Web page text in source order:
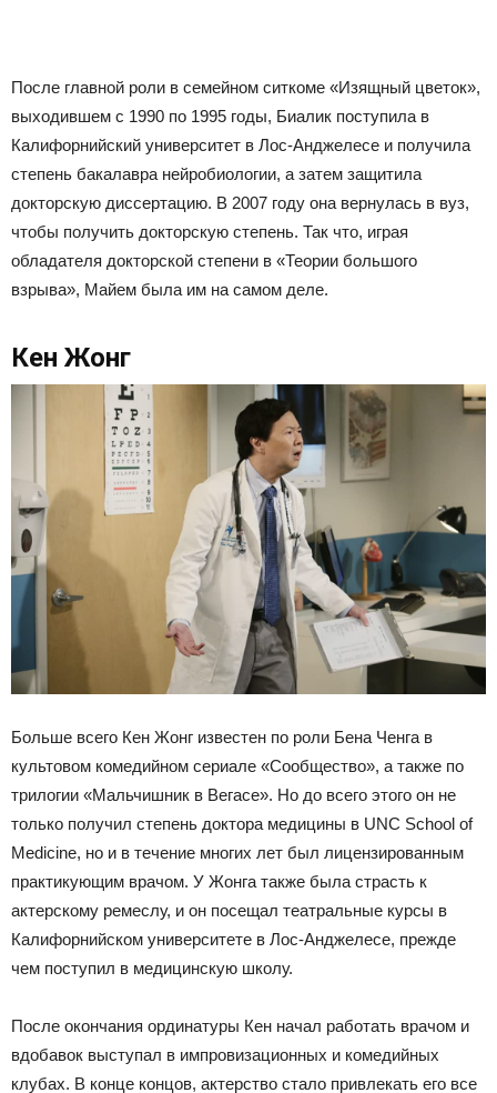
После главной роли в семейном ситкоме «Изящный цветок»,
выходившем с 1990 по 1995 годы, Биалик поступила в
Калифорнийский университет в Лос-Анджелесе и получила
степень бакалавра нейробиологии, а затем защитила
докторскую диссертацию. В 2007 году она вернулась в вуз,
чтобы получить докторскую степень. Так что, играя
обладателя докторской степени в «Теории большого
взрыва», Майем была им на самом деле.
Кен Жонг
Больше всего Кен Жонг известен по роли Бена Ченга в
культовом комедийном сериале «Сообщество», а также по
трилогии «Мальчишник в Вегасе». Но до всего этого он не
только получил степень доктора медицины в UNC School of
Medicine, но и в течение многих лет был лицензированным
практикующим врачом. У Жонга также была страсть к
актерскому ремеслу, и он посещал театральные курсы в
Калифорнийском университете в Лос-Анджелесе, прежде
чем поступил в медицинскую школу.
После окончания ординатуры Кен начал работать врачом и
вдобавок выступал в импровизационных и комедийных
клубах. В конце концов, актерство стало привлекать его все